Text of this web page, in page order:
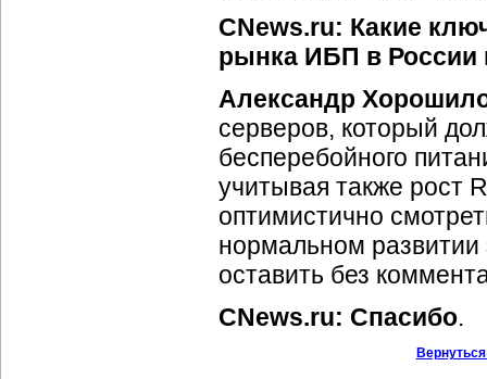
CNews.ru: Какие
рынка ИБП в
Александр
серверов, который
бесперебойного
учитывая также рост
оптимистично
нормальном развитии
оставить без
CNews.ru: Спасибо.